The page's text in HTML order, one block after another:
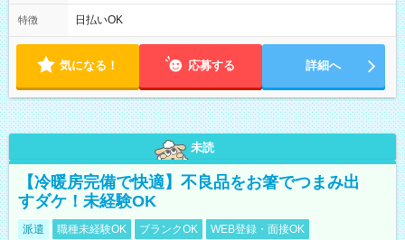
は固定休です／GW、お盆、年末年始等、長期休暇有り！） ・
ワンシフト！ ・残業ほぼナシ（0～5h/月）
特徴 日払いOK
気になる！ 応募する 詳細へ
未読
【冷暖房完備で快適】不良品をお箸でつまみ出
すダケ！未経験OK
派遣 職種未経験OK ブランクOK WEB登録・面接OK